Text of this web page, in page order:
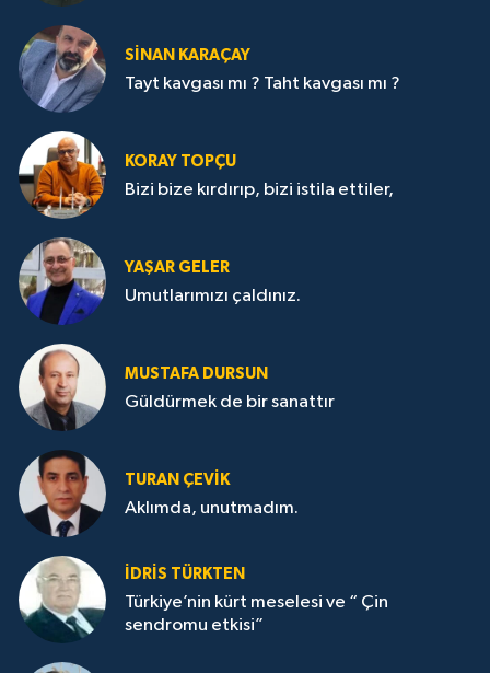
SİNAN KARAÇAY
Tayt kavgası mı ? Taht kavgası mı ?
KORAY TOPÇU
Bizi bize kırdırıp, bizi istila ettiler,
YAŞAR GELER
Umutlarımızı çaldınız.
MUSTAFA DURSUN
Güldürmek de bir sanattır
TURAN ÇEVİK
Aklımda, unutmadım.
İDRİS TÜRKTEN
Türkiye’nin kürt meselesi ve “ Çin
sendromu etkisi”